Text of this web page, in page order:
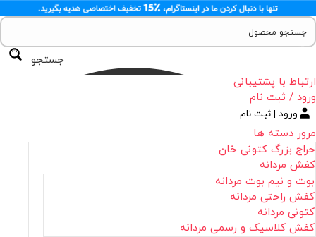
جستجو
ارتباط با پشتیبانی
ورود / ثبت نام
ورود | ثبت نام
مرور دسته ها
حراج بزرگ کتونی خان
کفش مردانه
بوت و نیم بوت مردانه
کفش راحتی مردانه
کتونی مردانه
کفش کلاسیک و رسمی مردانه